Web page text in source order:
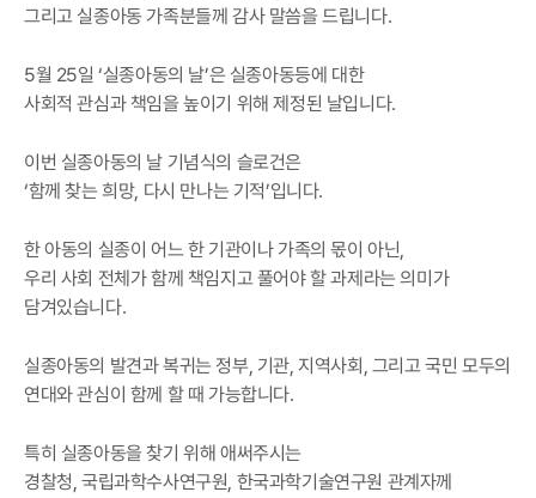
그리고 실종아동 가족분들께 감사 말씀을 드립니다.
5월 25일 ‘실종아동의 날’은 실종아동등에 대한
사회적 관심과 책임을 높이기 위해 제정된 날입니다.
이번 실종아동의 날 기념식의 슬로건은
‘함께 찾는 희망, 다시 만나는 기적’입니다.
한 아동의 실종이 어느 한 기관이나 가족의 몫이 아닌,
우리 사회 전체가 함께 책임지고 풀어야 할 과제라는 의미가
담겨있습니다.
실종아동의 발견과 복귀는 정부, 기관, 지역사회, 그리고 국민 모두의
연대와 관심이 함께 할 때 가능합니다.
특히 실종아동을 찾기 위해 애써주시는
경찰청, 국립과학수사연구원, 한국과학기술연구원 관계자께